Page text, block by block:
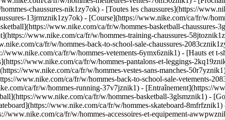
chaussures-nik1zy7ok) - [Toutes les chaussures](https://
13jrmznik1zy7ok) - [Course](https://www.nike.com/ca/fr/w/
www.nike.com/ca/fr/w/hommes-basketball-chaussures-
www.nike.com/ca/fr/w/hommes-training-chaussures-
ca/fr/w/hommes-back-to-school-sale-chaussures-
www.nike.com/ca/fr/w/hommes-vetements-6ymx6znik1) - [Hauts et t-
www.nike.com/ca/fr/w/hommes-pantalons-et-leggings-
www.nike.com/ca/fr/w/hommes-vestes-sans-manches-
www.nike.com/ca/fr/w/hommes-back-to-school-sale-vetements-
ca/fr/w/hommes-running-37v7jznik1) - [Entraînement](https://
www.nike.com/ca/fr/w/hommes-basketball-3glsmznik1) -
www.nike.com/ca/fr/w/hommes-skateboard-
www.nike.com/ca/fr/w/hommes-accessoires-et-equipement-